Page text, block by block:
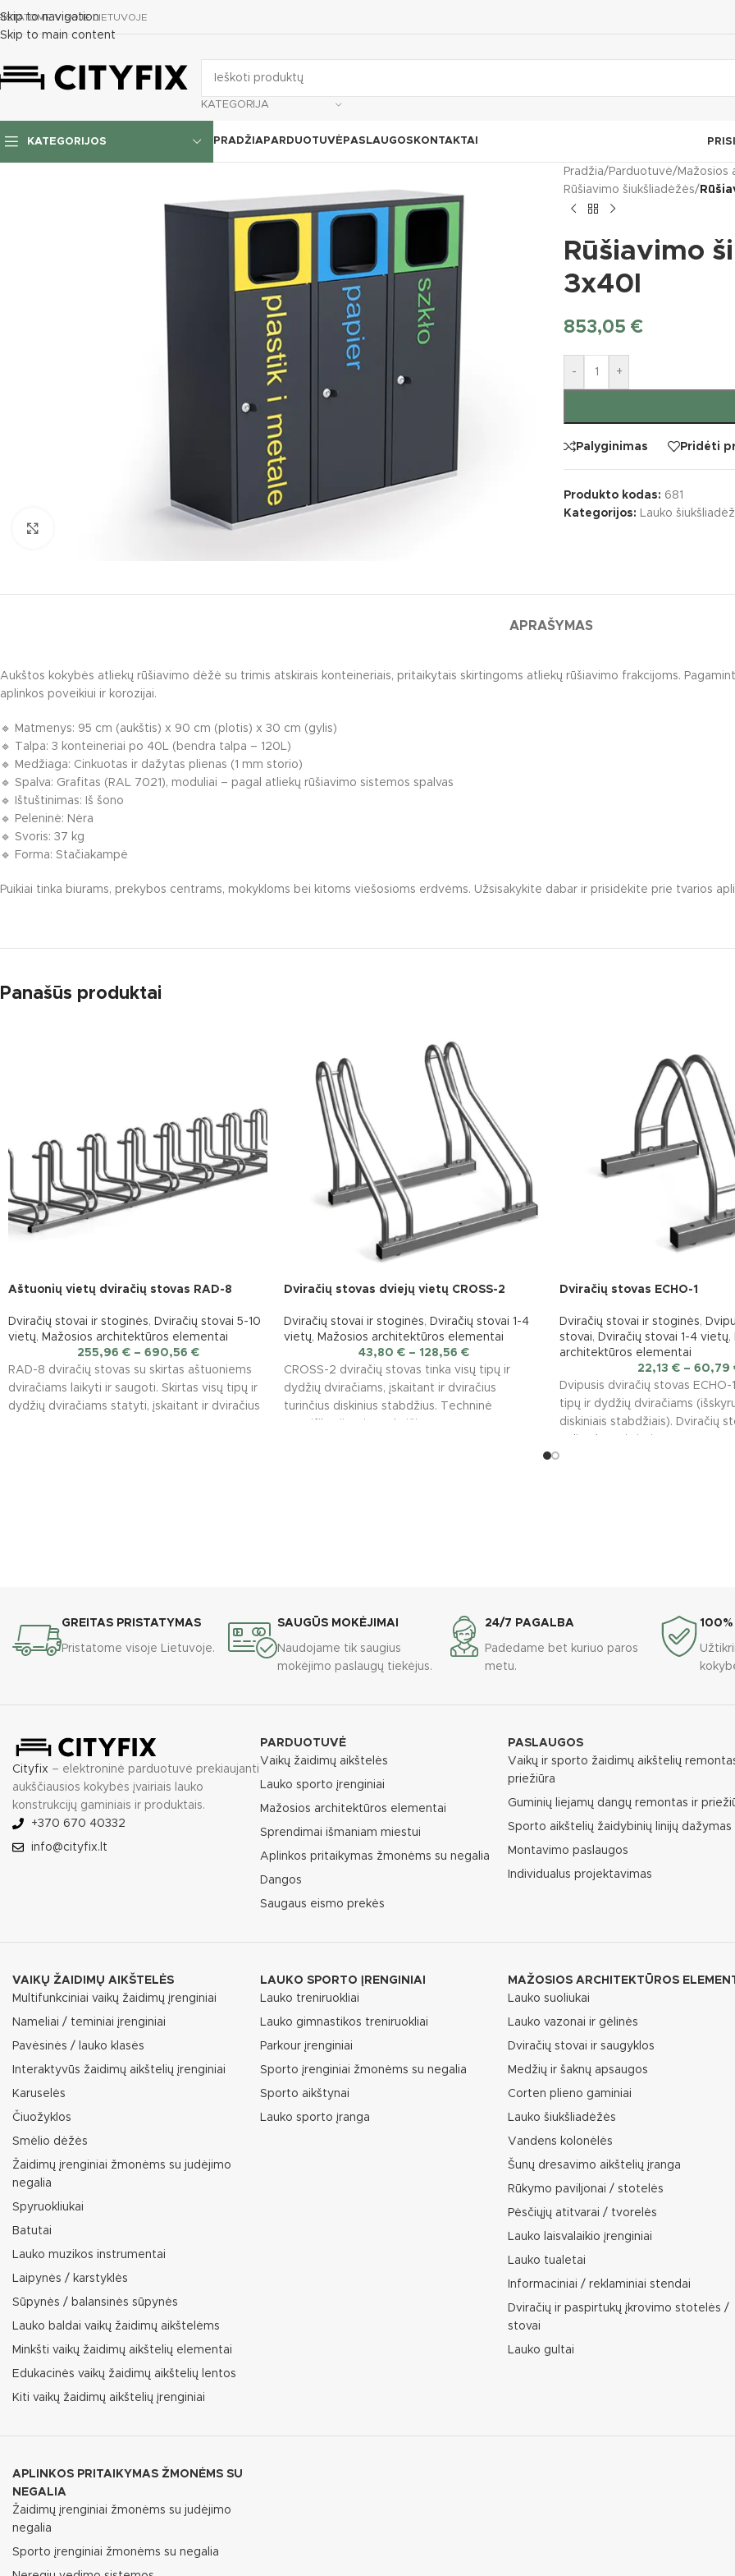
Skip to navigation
Skip to main content
VISOJE LIETUVOJE
KATEGORIJA
KATEGORIJOS PRADŽIAPARDUOTUVĖ
Interaktyvūs vaikų žaidimų aikštelių įrenginiai
Karuselės
Čiuožyklos
PASLAUGOS KONTAKTAI
Pradžia/ Parduotuvė/ Mažosios
Rūšiavimo šiukšliadėžės/
Rūšiavimo
3x40l
853,05 €
- +
Palyginimas Pridėti
Produkto kodas: 681
Kategorijos: Lauko
APRAŠYMAS
Aukštos kokybės atliekų rūšiavimo dėžė su trimis atskirais konteineriais, pritaikytais skirtingoms atliekų rūšiavimo frakcijoms.
aplinkos poveikiui ir korozijai.
🔹 Matmenys: 95 cm (aukštis) x 90 cm (plotis) x 30 cm (gylis)
🔹 Talpa: 3 konteineriai po 40L (bendra talpa – 120L)
🔹 Medžiaga: Cinkuotas ir dažytas plienas (1 mm storio)
🔹 Spalva: Grafitas (RAL 7021), moduliai – pagal atliekų rūšiavimo sistemos spalvas
🔹 Ištuštinimas: Iš šono
🔹 Peleninė: Nėra
🔹 Svoris: 37 kg
🔹 Forma: Stačiakampė
Puikiai tinka biurams, prekybos centrams, mokykloms bei kitoms viešosioms erdvėms. Užsisakykite dabar ir prisidėkite prie tvarios
Panašūs produktai
Aštuonių vietų dviračių stovas RAD-8
Dviračių stovai ir stoginės, Dviračių stovai 5-10
vietų, Mažosios architektūros elementai
255,96 € – 690,56 €
RAD-8 dviračių stovas su skirtas aštuoniems
dviračiams laikyti ir saugoti. Skirtas visų tipų ir
dydžių dviračiams statyti, įskaitant ir dviračius
Dviračių stovas dviejų vietų CROSS-2
Dviračių stovai ir stoginės, Dviračių stovai 1-4
vietų, Mažosios architektūros elementai
43,80 € – 128,56 €
CROSS-2 dviračių stovas tinka visų tipų ir
dydžių dviračiams, įskaitant ir dviračius
turinčius diskinius stabdžius. Techninė
Dviračių stovas ECHO-1
Dviračių stovai ir stoginės,
stovai, Dviračių stovai 1-4 vietų,
architektūros elementai
22,13 € – 60,79
Dvipusis dviračių stovas ECHO-
tipų ir dydžių dviračiams
diskiniais stabdžiais). Dviračių
GREITAS PRISTATYMAS
Pristatome visoje Lietuvoje.
SAUGŪS MOKĖJIMAI
Naudojame tik saugius
mokėjimo paslaugų tiekėjus.
24/7 PAGALBA
Padedame bet kuriuo paros
metu.
100%
Cityfix – elektroninė parduotuvė prekiaujanti
aukščiausios kokybės įvairiais lauko
konstrukcijų gaminiais ir produktais.
+370 670 40332
info@cityfix.lt
PARDUOTUVĖ
Vaikų žaidimų aikštelės
Lauko sporto įrenginiai
Mažosios architektūros elementai
Sprendimai išmaniam miestui
Aplinkos pritaikymas žmonėms su negalia
Dangos
Saugaus eismo prekės
PASLAUGOS
Vaikų ir sporto žaidimų aikštelių
priežiūra
Guminių liejamų dangų remontas ir
Sporto aikštelių žaidybinių linijų dažymas
Montavimo paslaugos
Individualus projektavimas
VAIKŲ ŽAIDIMŲ AIKŠTELĖS
Multifunkciniai vaikų žaidimų įrenginiai
Nameliai / teminiai įrenginiai
Pavėsinės / lauko klasės
Interaktyvūs žaidimų aikštelių įrenginiai
Karuselės
Čiuožyklos
Smėlio dėžės
Žaidimų įrenginiai žmonėms su judėjimo
negalia
Spyruokliukai
Batutai
Lauko muzikos instrumentai
Laipynės / karstyklės
Sūpynės / balansinės sūpynės
Lauko baldai vaikų žaidimų aikštelėms
Minkšti vaikų žaidimų aikštelių elementai
Edukacinės vaikų žaidimų aikštelių lentos
Kiti vaikų žaidimų aikštelių įrenginiai
LAUKO SPORTO ĮRENGINIAI
Lauko treniruokliai
Lauko gimnastikos treniruokliai
Parkour įrenginiai
Sporto įrenginiai žmonėms su negalia
Sporto aikštynai
Lauko sporto įranga
MAŽOSIOS ARCHITEKTŪROS
Lauko suoliukai
Lauko vazonai ir gėlinės
Dviračių stovai ir saugyklos
Medžių ir šaknų apsaugos
Corten plieno gaminiai
Lauko šiukšliadėžės
Vandens kolonėlės
Šunų dresavimo aikštelių įranga
Rūkymo paviljonai / stotelės
Pėsčiųjų atitvarai / tvorelės
Lauko laisvalaikio įrenginiai
Lauko tualetai
Informaciniai / reklaminiai stendai
Dviračių ir paspirtukų įkrovimo stotelės /
stovai
Lauko gultai
APLINKOS PRITAIKYMAS ŽMONĖMS SU
NEGALIA
Žaidimų įrenginiai žmonėms su judėjimo
negalia
Sporto įrenginiai žmonėms su negalia